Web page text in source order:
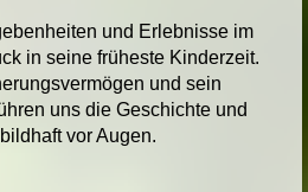
und Erlebnisse im
in seine früheste Kinderzeit.
und sein
uns die Geschichte und
vor Augen.